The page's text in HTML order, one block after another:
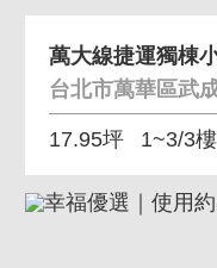
萬大線捷運獨棟
台北市萬華區武
17.95坪 1~3/3樓